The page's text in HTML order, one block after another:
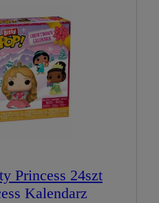
Princess 24szt
Kalendarz